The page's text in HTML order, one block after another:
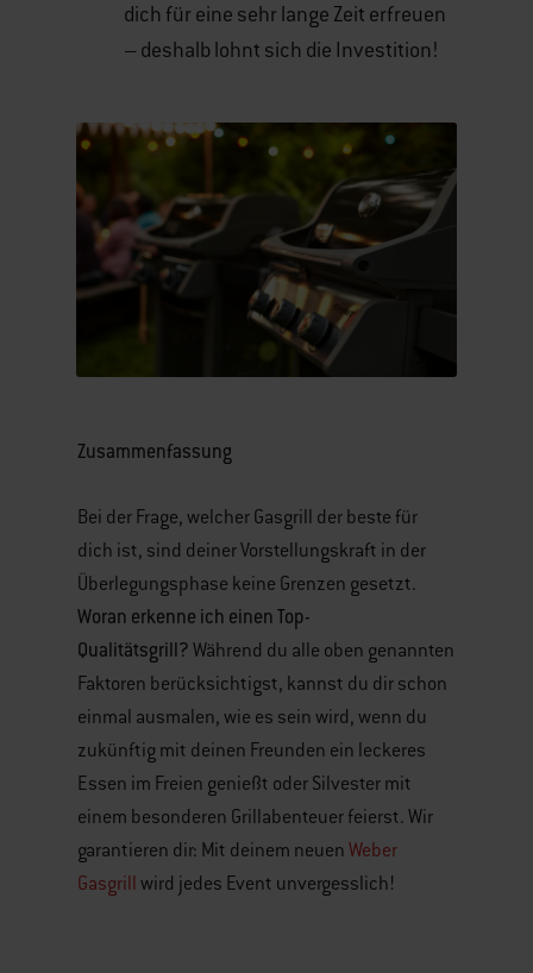
dich für eine sehr lange Zeit erfreuen
– deshalb lohnt sich die Investition!
Zusammenfassung
Bei der Frage, welcher Gasgrill der beste für
dich ist, sind deiner Vorstellungskraft in der
Überlegungsphase keine Grenzen gesetzt.
Woran erkenne ich einen Top-
Qualitätsgrill? Während du alle oben genannten
Faktoren berücksichtigst, kannst du dir schon
einmal ausmalen, wie es sein wird, wenn du
zukünftig mit deinen Freunden ein leckeres
Essen im Freien genießt oder Silvester mit
einem besonderen Grillabenteuer feierst. Wir
garantieren dir: Mit deinem neuen Weber
Gasgrill wird jedes Event unvergesslich!